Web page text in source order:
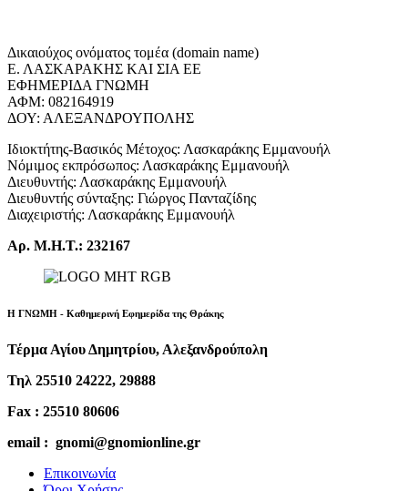
Δικαιούχος ονόματος τομέα (domain name)
Ε. ΛΑΣΚΑΡΑΚΗΣ ΚΑΙ ΣΙΑ ΕΕ
ΕΦΗΜΕΡΙΔΑ ΓΝΩΜΗ
ΑΦΜ: 082164919
ΔΟΥ: ΑΛΕΞΑΝΔΡΟΥΠΟΛΗΣ
Ιδιοκτήτης-Βασικός Μέτοχος: Λασκαράκης Εμμανουήλ
Νόμιμος εκπρόσωπος: Λασκαράκης Εμμανουήλ
Διευθυντής: Λασκαράκης Εμμανουήλ
Διευθυντής σύνταξης: Γιώργος Πανταζίδης
Διαχειριστής: Λασκαράκης Εμμανουήλ
Αρ. Μ.Η.Τ.: 232167
Η ΓΝΩΜΗ - Καθημερινή Εφημερίδα της Θράκης
Τέρμα Αγίου Δημητρίου, Αλεξανδρούπολη
Τηλ 25510 24222, 29888
Fax : 25510 80606
email : gnomi@gnomionline.gr
Επικοινωνία